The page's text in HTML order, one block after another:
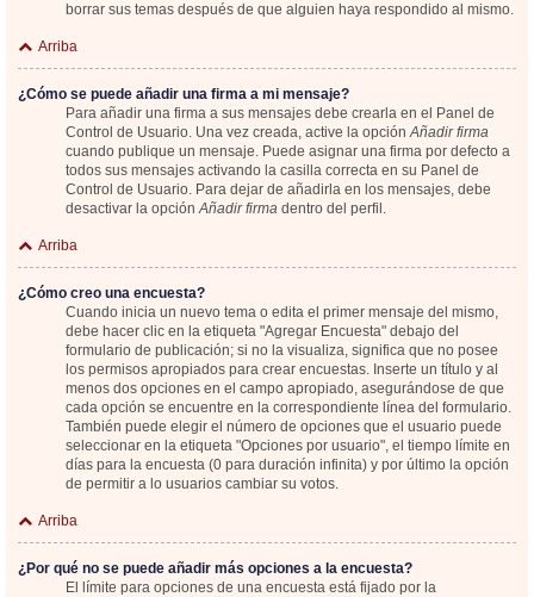
borrar sus temas después de que alguien haya respondido al mismo.
Arriba
¿Cómo se puede añadir una firma a mi mensaje?
Para añadir una firma a sus mensajes debe crearla en el Panel de
Control de Usuario. Una vez creada, active la opciónAñadir firma
cuando publique un mensaje. Puede asignar una firma por defecto a
todos sus mensajes activando la casilla correcta en su Panel de
Control de Usuario. Para dejar de añadirla en los mensajes, debe
desactivar la opciónAñadir firma dentro del perfil.
Arriba
¿Cómo creo una encuesta?
Cuando inicia un nuevo tema o edita el primer mensaje del mismo,
debe hacer clic en la etiqueta "Agregar Encuesta" debajo del
formulario de publicación; si no la visualiza, significa que no posee
los permisos apropiados para crear encuestas. Inserte un título y al
menos dos opciones en el campo apropiado, asegurándose de que
cada opción se encuentre en la correspondiente línea del formulario.
También puede elegir el número de opciones que el usuario puede
seleccionar en la etiqueta "Opciones por usuario", el tiempo límite en
días para la encuesta (0 para duración infinita) y por último la opción
de permitir a lo usuarios cambiar su votos.
Arriba
¿Por qué no se puede añadir más opciones a la encuesta?
El límite para opciones de una encuesta está fijado por la